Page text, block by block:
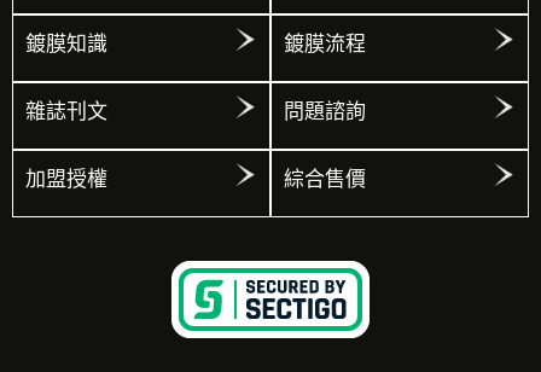
鍍膜知識 鍍膜流程
雜誌刊文 問題諮詢
加盟授權 綜合售價